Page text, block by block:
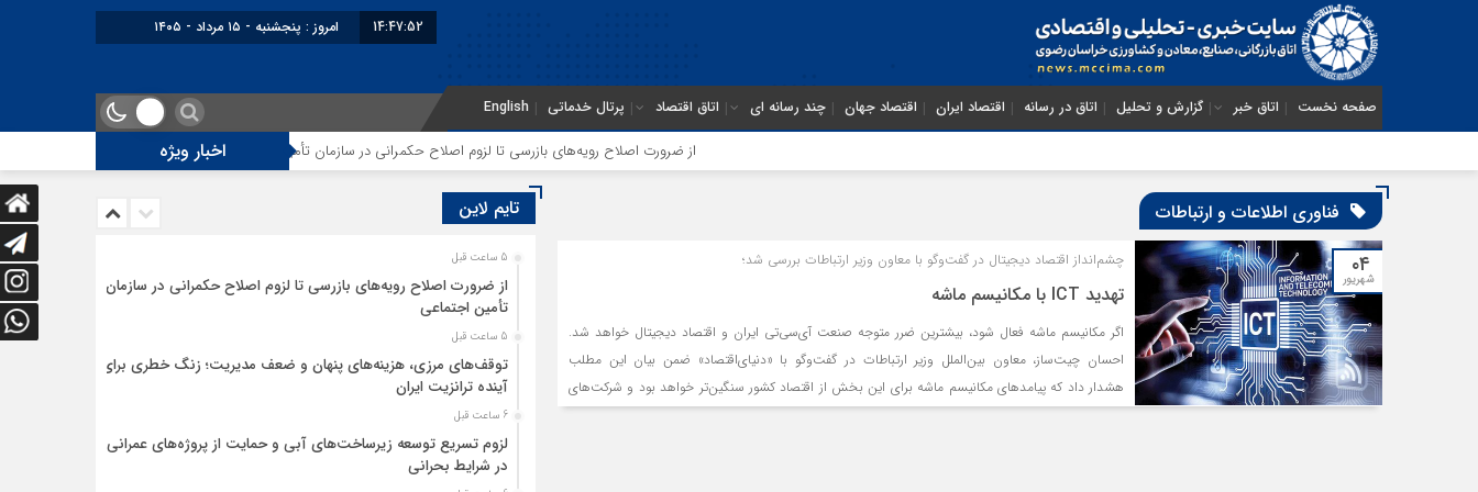
14:47:52 امروز : پنجشنبه - ۱۵ مرداد - ۱۴۰۵
صفحه نخست اتاق خبر گزارش و تحلیل اتاق در رسانه اقتصاد ایران اقتصاد جهان چند رسانه ای اتاق اقتصاد پرتال خدماتی English
اخبار ویژه از ضرورت اصلاح رویه‌های بازرسی تا لزوم اصلاح حکمرانی در سازمان تأمین اجتماعی توقف‌های مرزی، هزینه‌های پنهان
فناوری اطلاعات و ارتباطات
۰۴
شهریور
چشم‌انداز اقتصاد دیجیتال در گفت‌وگو با معاون وزیر ارتباطات بررسی شد؛
تهدید ICT با مکانیسم ماشه
اگر مکانیسم ماشه فعال شود، بیشترین ضرر متوجه صنعت آی‌سی‌تی ایران و اقتصاد دیجیتال خواهد شد.
احسان چیت‌ساز، معاون بین‌الملل وزیر ارتباطات در گفت‌وگو با «دنیای‌اقتصاد» ضمن بیان این مطلب
هشدار داد که پیامدهای مکانیسم ماشه برای این بخش از اقتصاد کشور سنگین‌تر خواهد بود و شرکت‌های
جهانی و حتی چینی نیز تعامل خود را محدود یا قطع می‌کنند. با فعال شدن این مکانیسم، دسترسی به
تایم لاین
5 ساعت قبل
از ضرورت اصلاح رویه‌های بازرسی تا لزوم اصلاح حکمرانی در سازمان
تأمین اجتماعی
5 ساعت قبل
توقف‌های مرزی، هزینه‌های پنهان و ضعف مدیریت؛ زنگ خطری برای
آینده ترانزیت ایران
6 ساعت قبل
لزوم تسریع توسعه زیرساخت‌های آبی و حمایت از پروژه‌های عمرانی
در شرایط بحرانی